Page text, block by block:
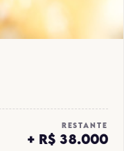
RESTANTE
+ R$ 38.000